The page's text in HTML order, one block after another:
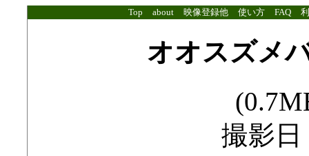
Top about 映像登録他 使い方 FAQ
オオスズメ
撮影日